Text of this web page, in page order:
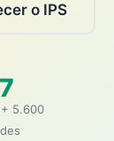
o IPS
5.600